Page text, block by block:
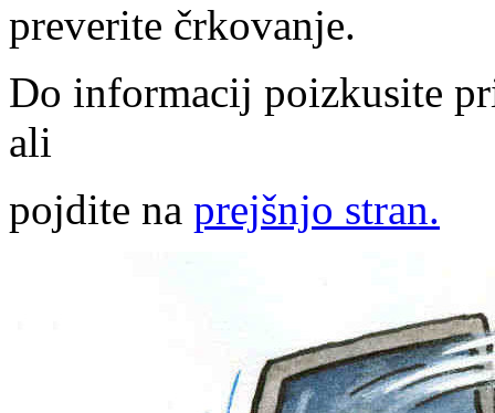
preverite črkovanje.
Do informacij poizkusite
ali
pojdite na prejšnjo stran.